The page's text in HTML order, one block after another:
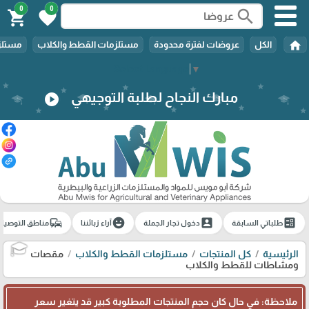
▼
search
0
favorite
0
shopping_cart
home الكل عروضات لفترة محدودة مستلزمات القطط والكلاب
مبارك النجاح لطلبة التوجيهي play_circle
ballotطلباتي السابقة account_boxدخول تجار الجملة emoji_emotionsآراء زبائننا commuteمناطق
الرئيسية كل المنتجات مستلزمات القطط والكلاب
مقصات
ومشاطات للقطط والكلاب
ملاحظة: في حال كان حجم المنتجات المطلوبة كبير قد يتغير سعر